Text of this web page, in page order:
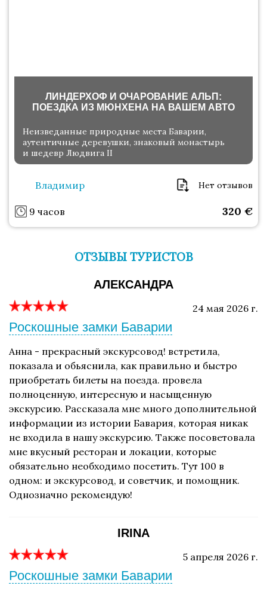
ЛИНДЕРХОФ И ОЧАРОВАНИЕ АЛЬП:
ПОЕЗДКА ИЗ МЮНХЕНА НА ВАШЕМ АВТО
Неизведанные природные места Баварии,
аутентичные деревушки, знаковый монастырь
и шедевр Людвига II
Владимир Нет отзывов
9 часов 320 €
ОТЗЫВЫ ТУРИСТОВ
АЛЕКСАНДРА
24 мая 2026 г.
Роскошные замки Баварии
Анна - прекрасный экскурсовод! встретила,
показала и обьяснила, как правильно и быстро
приобретать билеты на поезда. провела
полноценную, интересную и насыщенную
экскурсию. Рассказала мне много дополнительной
информации из истории Бавария, которая никак
не входила в нашу экскурсию. Также посоветовала
мне вкусный ресторан и локации, которые
обязательно необходимо посетить. Тут 100 в
одном: и экскурсовод, и советчик, и помощник.
Однозначно рекомендую!
IRINA
5 апреля 2026 г.
Роскошные замки Баварии